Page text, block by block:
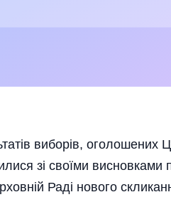
виборів,
зі своїми висновками
Раді нового